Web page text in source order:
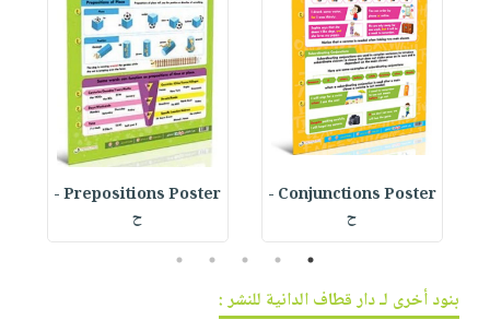
Conjunctions Poster -
ح
Prepositions Poster -
ح
1
2
3
4
5
بنود أخرى لـ دار قطاف الدانية للنشر :